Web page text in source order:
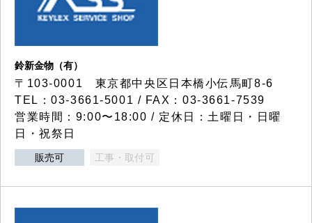
鈴新金物（有）
〒103-0001 東京都中央区日本橋小伝馬町8-6
TEL：03-3661-5001 / FAX：03-3661-7539
営業時間：9:00〜18:00 / 定休日：土曜日・日曜
日・祝祭日
販売可 工事・取付可